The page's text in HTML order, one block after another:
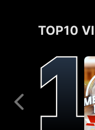
TOP10